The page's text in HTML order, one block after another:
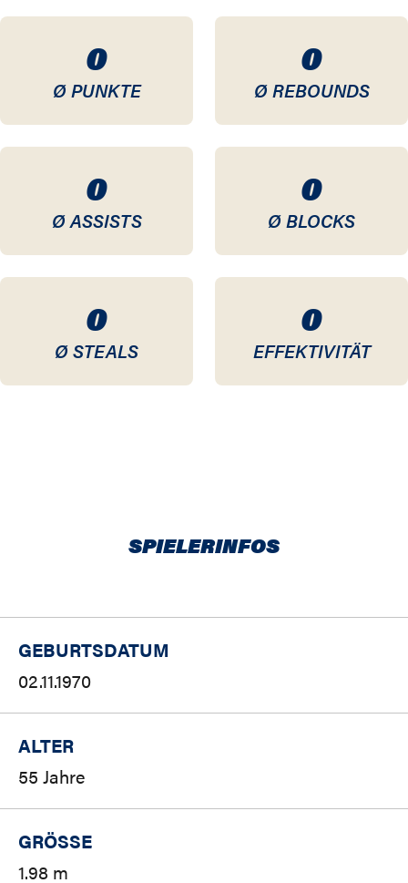
0
Ø PUNKTE
0
Ø REBOUNDS
0
Ø ASSISTS
0
Ø BLOCKS
0
Ø STEALS
0
EFFEKTIVITÄT
SPIELERINFOS
GEBURTSDATUM
02.11.1970
ALTER
55 Jahre
GRÖSSE
1.98 m